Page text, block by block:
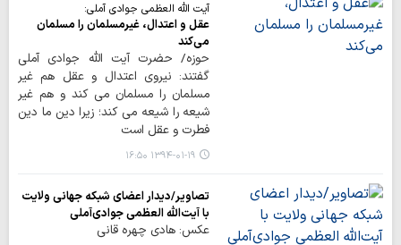
آیت الله العظمی جوادی آملی:
عقل و اعتدال، غیرمسلمان را مسلمان
می‌کند
حوزه/ حضرت آیت الله جوادی آملی
گفتند: نیروی اعتدال و عقل هم غیر
مسلمان را مسلمان می کند و هم غیر
شیعه را شیعه می کند؛ زیرا دین ما دین
فطرت و عقل است
۱۳۹۴-۰۱-۱۹ ۱۶:۵۰
تصاویر/دیدار اعضای شبکه جهانی ولایت
با آیت‌الله العظمی جوادی‌آملی
عکس: هادی چهره قانی